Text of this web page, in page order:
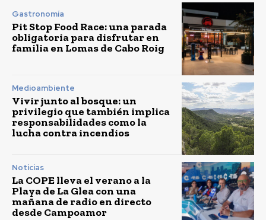
Gastronomía
Pit Stop Food Race: una parada
obligatoria para disfrutar en
familia en Lomas de Cabo Roig
Medioambiente
Vivir junto al bosque: un
privilegio que también implica
responsabilidades como la
lucha contra incendios
Noticias
La COPE lleva el verano a la
Playa de La Glea con una
mañana de radio en directo
desde Campoamor